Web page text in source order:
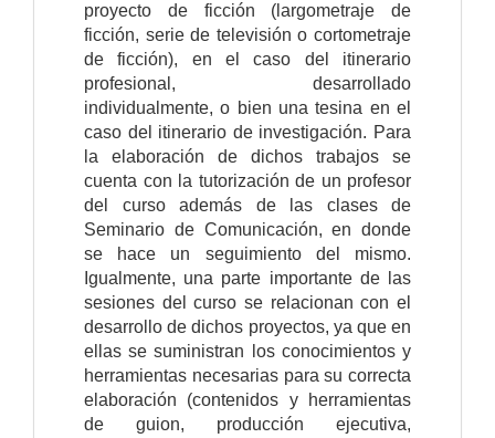
proyecto de ficción (largometraje de
ficción, serie de televisión o cortometraje
de ficción), en el caso del itinerario
profesional, desarrollado
individualmente, o bien una tesina en el
caso del itinerario de investigación. Para
la elaboración de dichos trabajos se
cuenta con la tutorización de un profesor
del curso además de las clases de
Seminario de Comunicación, en donde
se hace un seguimiento del mismo.
Igualmente, una parte importante de las
sesiones del curso se relacionan con el
desarrollo de dichos proyectos, ya que en
ellas se suministran los conocimientos y
herramientas necesarias para su correcta
elaboración (contenidos y herramientas
de guion, producción ejecutiva,